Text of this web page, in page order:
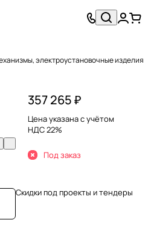
электроустановочные изделия
357 265 ₽
Цена указана с учётом
НДС 22%
Под заказ
Скидки под проекты и тендеры